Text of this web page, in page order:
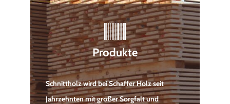
Produkte
Schnittholz wird bei Schaffer Holz seit
Jahrzehnten mit großer Sorgfalt und